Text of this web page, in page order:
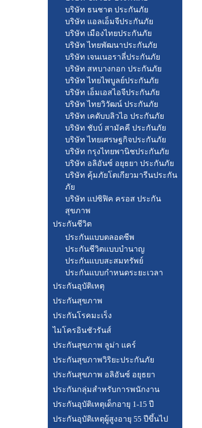
บริษัท ธนชาต ประกันภัย
บริษัท แอลเอ็มจีประกันภัย
บริษัท เมืองไทยประกันภัย
บริษัท ไทยพัฒนาประกันภัย
บริษัท เจนเนอราลี่ประกันภัย
บริษัท สหบางกอก ประกันภัย
บริษัท ไทยไพบูลย์ประกันภัย
บริษัท เอ็มเอสไอจีประกันภัย
บริษัท ไทยวิวัฒน์ ประกันภัย
บริษัท เคดับบลิวไอ ประกันภัย
บริษัท ชับบ์ สามัคคี ประกันภัย
บริษัท ไทยเศรษฐกิจประกันภัย
บริษัท กรุงไทยพานิชประกันภัย
บริษัท อลิอันซ์ อยุธยา ประกันภัย
บริษัท คุ้มภัยโตเกียวมารีนประกัน
ภัย
บริษัท แปซิฟิค ครอส ประกัน
สุขภาพ
ประกันชีวิต
ประกันแบบตลอดชีพ
ประกันชีวิตแบบบำนาญ
ประกันแบบสะสมทรัพย์
ประกันแบบกำหนดระยะเวลา
ประกันอุบัติเหตุ
ประกันสุขภาพ
ประกันโรคมะเร็ง
ไมโครอินชัวรันส์
ประกันสุขภาพ ลูม่า แคร์
ประกันสุขภาพวิริยะประกันภัย
ประกันสุขภาพ อลิอันซ์ อยุธยา
ประกันกลุ่มสำหรับการพนักงาน
ประกันอุบัติเหตุเด็กอายุ 1-15 ปี
ประกันอุบัติเหตุผู้สูงอายุ 55 ปีขึ้นไป